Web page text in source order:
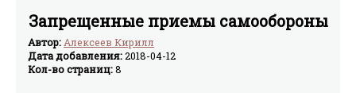
Запрещенные приемы самообороны
Автор: Алексеев Кирилл
Дата добавления:2018-04-12
Кол-во страниц:8